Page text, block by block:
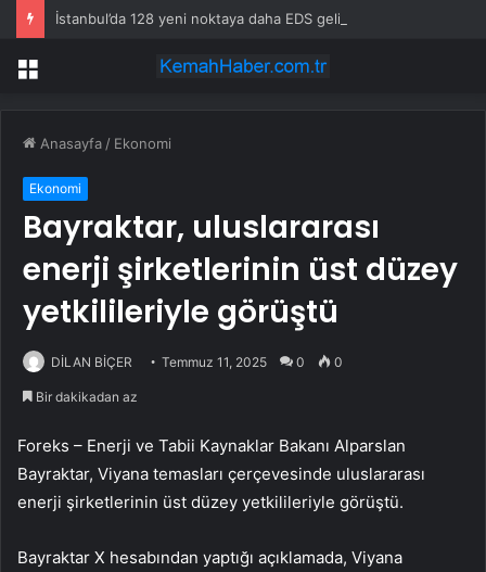
İstanbul’da 128 yeni noktaya daha EDS geliyor
Menü
Anasayfa / Ekonomi
Ekonomi
Bayraktar, uluslararası
enerji şirketlerinin üst düzey
yetkilileriyle görüştü
DİLAN BİÇER Temmuz 11, 2025 0 0
Bir dakikadan az
Foreks – Enerji ve Tabii Kaynaklar Bakanı Alparslan
Bayraktar, Viyana temasları çerçevesinde uluslararası
enerji şirketlerinin üst düzey yetkilileriyle görüştü.
Bayraktar X hesabından yaptığı açıklamada, Viyana